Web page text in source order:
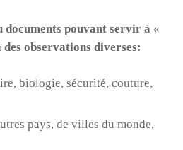
documents pouvant servir à «
des observations diverses:
biologie, sécurité, couture,
pays, de villes du monde,